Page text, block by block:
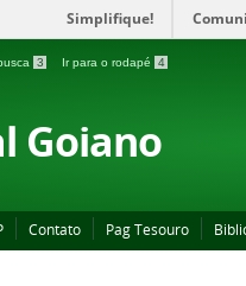
Simplifique!
3 Ir para o rodapé 4
Goiano
Contato Pag Tesouro